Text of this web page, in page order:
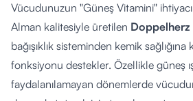
Vücudunuzun "Güneş Vitamini"
Alman kalitesiyle üretilen
bağışıklık sisteminden kemik
fonksiyonu destekler. Özellikle güneş
faydalanılamayan dönemlerde